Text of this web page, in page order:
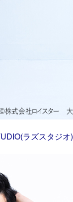
ラズスタジオ)